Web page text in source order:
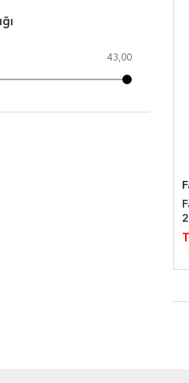
43,00